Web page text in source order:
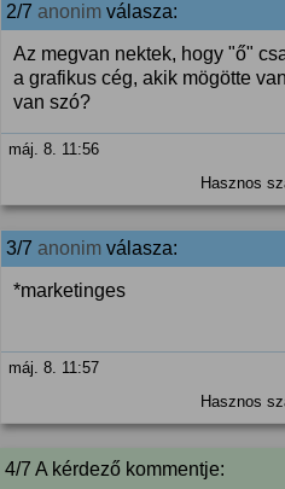
2/7 anonim válasza:
Az megvan nektek, hogy "ő"
a grafikus cég, akik mögötte
van szó?
máj. 8. 11:56
Hasznos
3/7 anonim válasza:
*marketinges
máj. 8. 11:57
Hasznos
4/7 A kérdező kommentje: